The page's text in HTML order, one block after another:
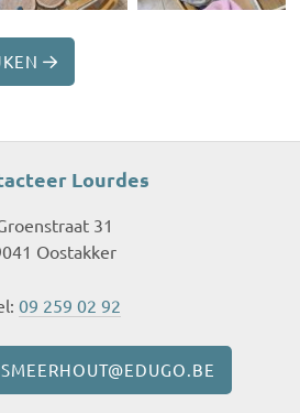
Lourdes
31
Oostakker
09 259 02 92